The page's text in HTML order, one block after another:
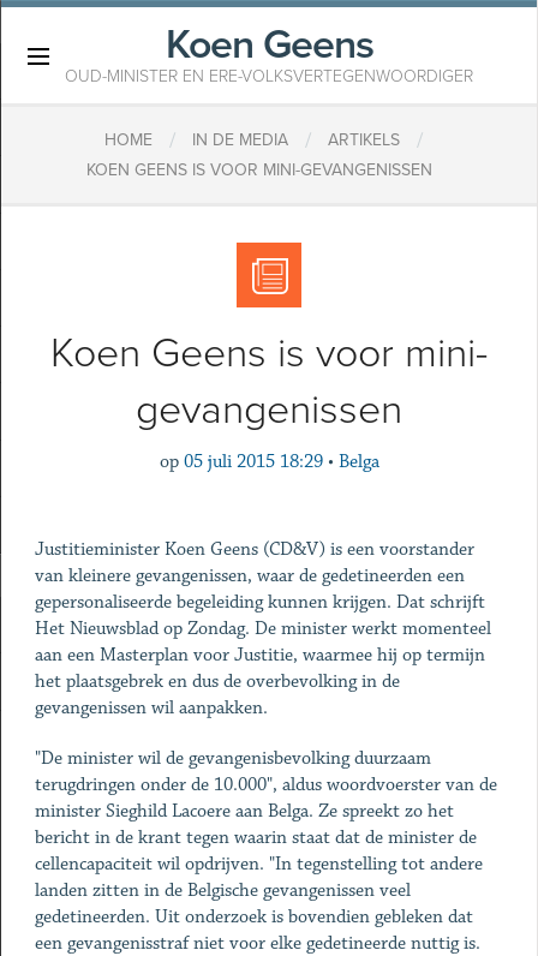
Koen Geens
OUD-MINISTER EN ERE-VOLKSVERTEGENWOORDIGER
HOME / IN DE MEDIA / ARTIKELS /
KOEN GEENS IS VOOR MINI-GEVANGENISSEN
Koen Geens is voor mini-
gevangenissen
op 05 juli 2015 18:29 • Belga
Justitieminister Koen Geens (CD&V) is een voorstander
van kleinere gevangenissen, waar de gedetineerden een
gepersonaliseerde begeleiding kunnen krijgen. Dat schrijft
Het Nieuwsblad op Zondag. De minister werkt momenteel
aan een Masterplan voor Justitie, waarmee hij op termijn
het plaatsgebrek en dus de overbevolking in de
gevangenissen wil aanpakken.
"De minister wil de gevangenisbevolking duurzaam
terugdringen onder de 10.000", aldus woordvoerster van de
minister Sieghild Lacoere aan Belga. Ze spreekt zo het
bericht in de krant tegen waarin staat dat de minister de
cellencapaciteit wil opdrijven. "In tegenstelling tot andere
landen zitten in de Belgische gevangenissen veel
gedetineerden. Uit onderzoek is bovendien gebleken dat
een gevangenisstraf niet voor elke gedetineerde nuttig is.